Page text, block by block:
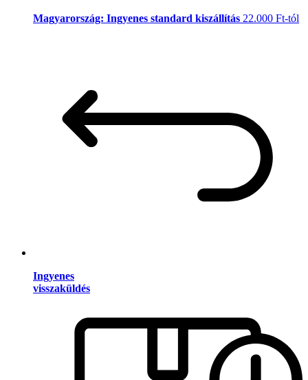
Magyarország: Ingyenes standard kiszállítás 22.000 Ft-tól
Ingyenes
visszaküldés